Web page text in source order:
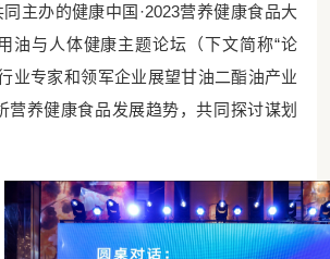
同主办的健康中国·2023营养健康食品大
油与人体健康主题论坛（下文简称“论
业专家和领军企业展望甘油二酯油产业
营养健康食品发展趋势，共同探讨谋划